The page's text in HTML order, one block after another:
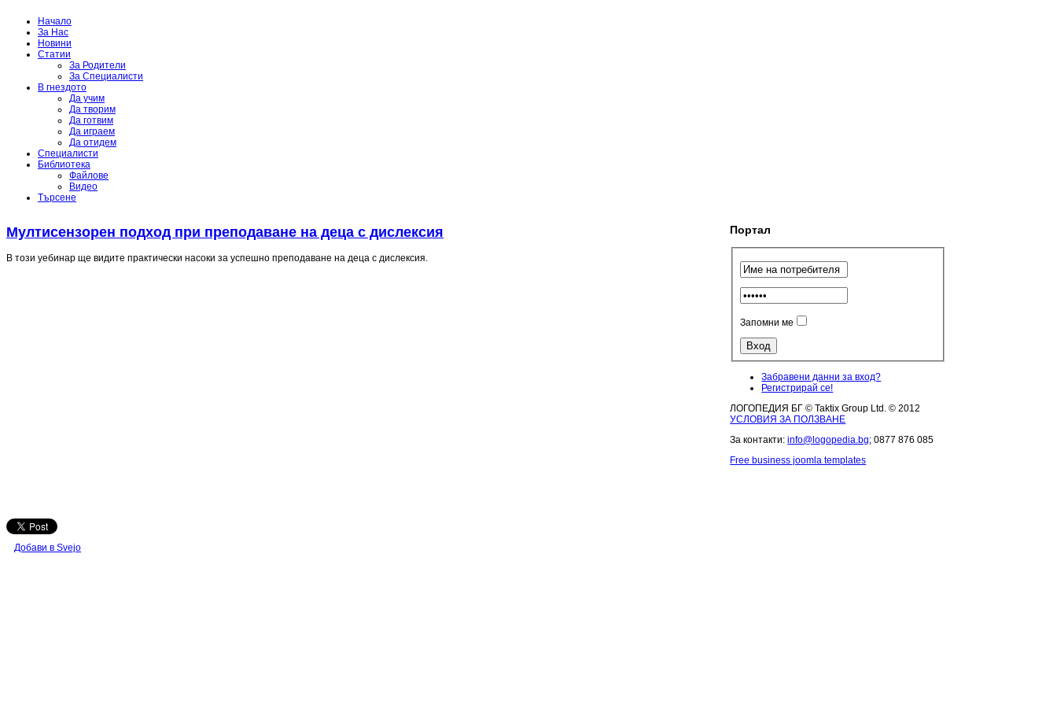
Начало
За Нас
Новини
Статии
За Родители
За Специалисти
В гнездото
Да учим
Да творим
Да готвим
Да играем
Да отидем
Специалисти
Библиотека
Файлове
Видео
Търсене
Мултисензорен подход при преподаване на деца с дислексия
В този уебинар ще видите практически насоки за успешно преподаване на деца с дислексия.
Добави в Svejo
Портал
Запомни ме
Забравени данни за вход?
Регистрирай се!
ЛОГОПЕДИЯ БГ © Taktix Group Ltd. © 2012
УСЛОВИЯ ЗА ПОЛЗВАНЕ
За контакти:info@logopedia.bg; 0877 876 085
Free business joomla templates